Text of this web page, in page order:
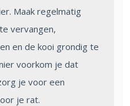
Maak regelmatig
vervangen,
en de kooi grondig te
voorkom je dat
je voor een
je rat.